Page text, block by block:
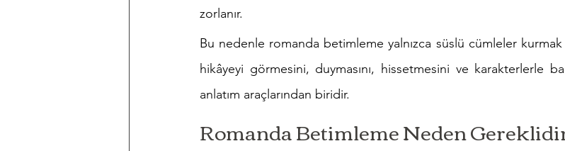
zorlanır.
Bu nedenle romanda betimleme yalnızca süslü cümleler
hikâyeyi görmesini, duymasını, hissetmesini ve karakterlerle
anlatım araçlarından biridir.
Romanda Betimleme Neden